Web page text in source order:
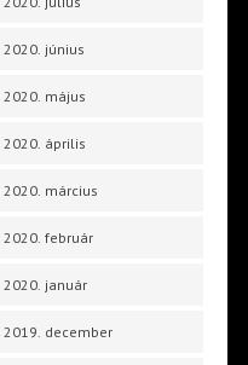
2020. június
2020. május
2020. április
2020. március
2020. február
2020. január
2019. december